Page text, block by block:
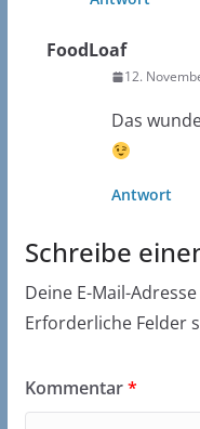
FoodLoaf
12.
Das
Antwort
Schreibe
Deine E-Mail-
Erforderliche Felder
Kommentar*